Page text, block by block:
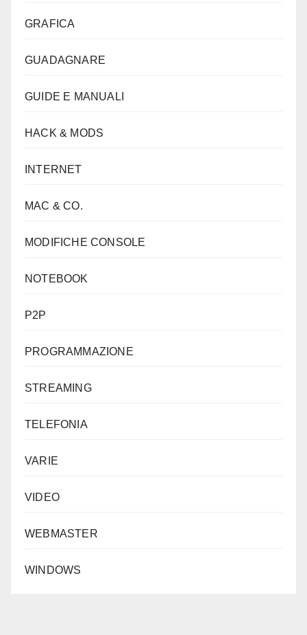
GRAFICA
GUADAGNARE
GUIDE E MANUALI
HACK & MODS
INTERNET
MAC & CO.
MODIFICHE CONSOLE
NOTEBOOK
P2P
PROGRAMMAZIONE
STREAMING
TELEFONIA
VARIE
VIDEO
WEBMASTER
WINDOWS